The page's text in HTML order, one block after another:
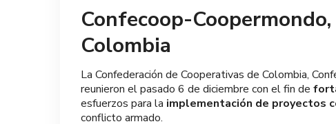
Confecoop-
Colombia
La Confederación de Cooperativas de Colombia,
reunieron el pasado 6 de diciembre con el fin de
esfuerzos para la implementación de proyectos
conflicto armado.